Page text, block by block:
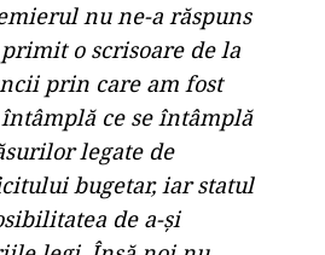
nu ne-a răspuns
o scrisoare de la
prin care am fost
ce se întâmplă
legate de
bugetar, iar statul
de a-și